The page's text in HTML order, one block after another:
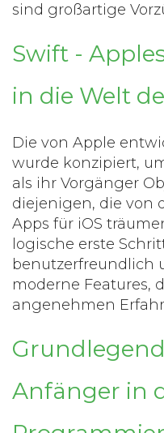
sind großartige
Swift -
in die Welt
Die von Apple
wurde konzipiert,
als ihr Vorgänger
diejenigen, die von
Apps für iOS
logische erste
benutzerfreundlich
moderne Features,
angenehmen
Anfänger in